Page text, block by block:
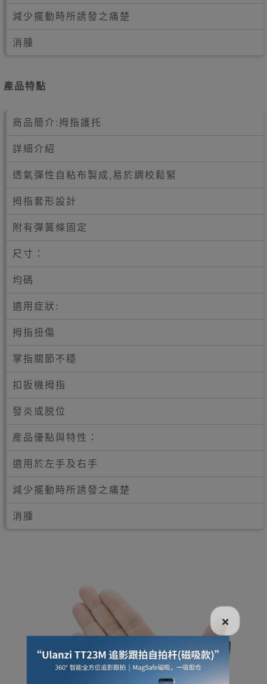
減少擺動時所誘發之痛楚
消腫
產品特點
商品簡介:拇指護托
詳細介紹
透氣彈性自粘布製成,易於調校鬆緊
拇指套形設計
附有彈簧條固定
尺寸：
均碼
適用症狀:
拇指扭傷
掌指關節不穩
扣扳機拇指
發炎或脱位
産品優點與特性：
適用於左手及右手
減少擺動時所誘發之痛楚
消腫
×